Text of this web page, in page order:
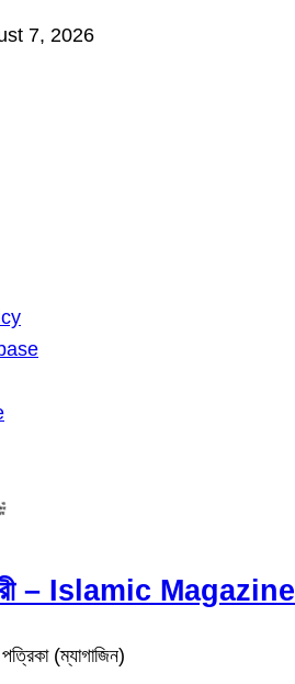
7, 2026
– Islamic Magazine
(ম্যাগাজিন)